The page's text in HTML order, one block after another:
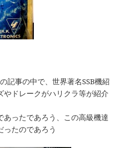
記事の中で、世界著名SSB機紹
やドレークがハリクラ等が紹介
あったであろう、この高級機達
ったのであろう